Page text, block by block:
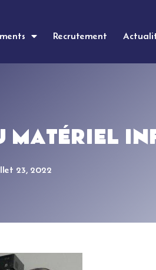
Recrutement
MATÉRIEL
23, 2022